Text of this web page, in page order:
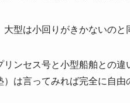
型は小回りがきかないのと
リンセス号と小型船舶との違
は言ってみれば完全に自由